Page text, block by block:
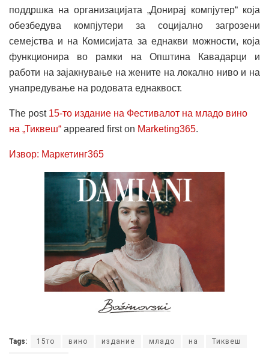
поддршка на организацијата „Донирај компјутер“ која
обезбедува компјутери за социјално загрозени
семејства и на Комисијата за еднакви можности, која
функционира во рамки на Општина Кавадарци и
работи на зајакнување на жените на локално ниво и на
унапредување на родовата еднаквост.
The post 15-то издание на Фестивалот на младо вино
на „Тиквеш“ appeared first on Marketing365.
Извор: Маркетинг365
Tags: 15то вино издание младо на Тиквеш